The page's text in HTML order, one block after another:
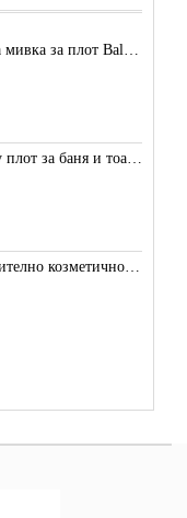
Кафява тънкостенна мивка за плот Balance, цвят - карамел
Кафява мивка върху плот за баня и тоалетна Decente, цвят - карамел
Двустранно увеличително козметично огледало за баня Vitra Arkitekt